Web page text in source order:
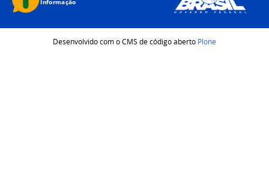
Desenvolvido com o CMS de código aberto Plone